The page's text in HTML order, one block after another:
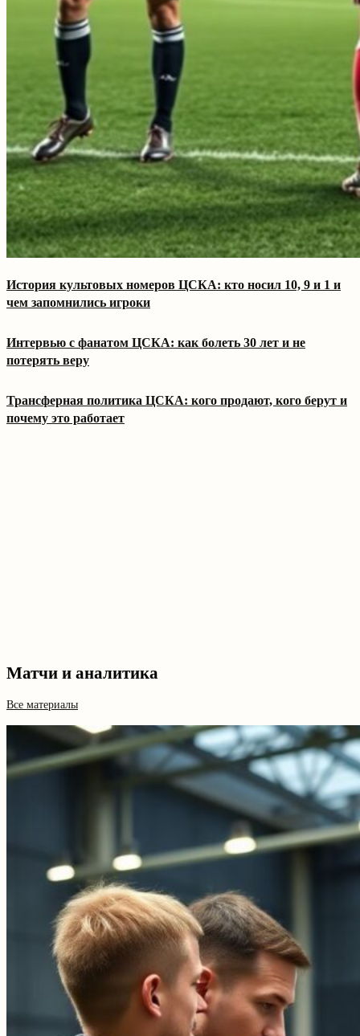
История культовых номеров ЦСКА: кто носил 10, 9 и 1 и
чем запомнились игроки
Интервью с фанатом ЦСКА: как болеть 30 лет и не
потерять веру
Трансферная политика ЦСКА: кого продают, кого берут и
почему это работает
Матчи и аналитика
Все материалы